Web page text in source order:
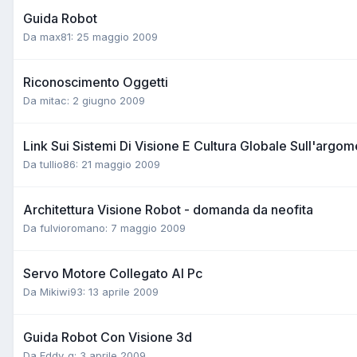
Guida Robot
Da max81: 25 maggio 2009
Riconoscimento Oggetti
Da mitac: 2 giugno 2009
Link Sui Sistemi Di Visione E Cultura Globale
Da tullio86: 21 maggio 2009
Architettura Visione Robot - domanda da neofita
Da fulvioromano: 7 maggio 2009
Servo Motore Collegato Al Pc
Da Mikiwi93: 13 aprile 2009
Guida Robot Con Visione 3d